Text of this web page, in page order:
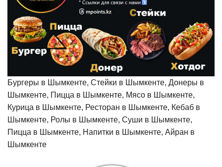
Бургеры в Шымкенте, Стейки в Шымкенте, Донеры в
Шымкенте, Пицца в Шымкенте, Мясо в Шымкенте,
Курица в Шымкенте, Ресторан в Шымкенте, Кебаб в
Шымкенте, Ролы в Шымкенте, Суши в Шымкенте,
Пицца в Шымкенте, Напитки в Шымкенте, Айран в
Шымкенте